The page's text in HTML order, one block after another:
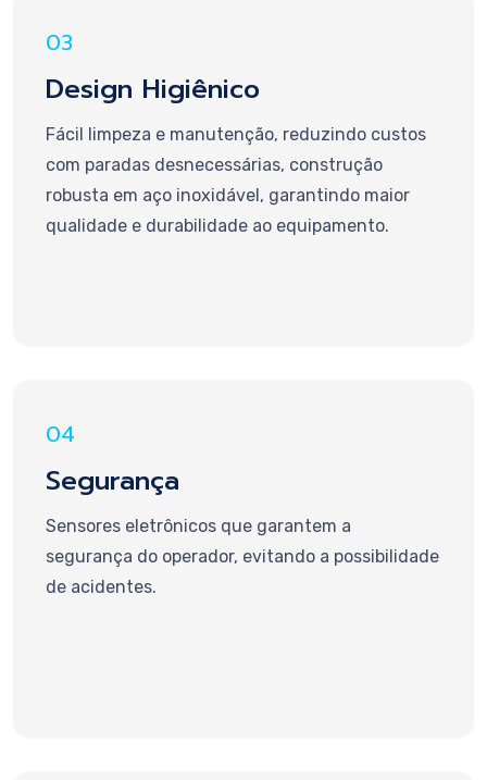
03
Design Higiênico
Fácil limpeza e manutenção, reduzindo custos
com paradas desnecessárias, construção
robusta em aço inoxidável, garantindo maior
qualidade e durabilidade ao equipamento.
04
Segurança
Sensores eletrônicos que garantem a
segurança do operador, evitando a possibilidade
de acidentes.